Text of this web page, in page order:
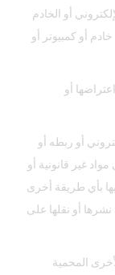
أو الخادم
أو كمبيوتر أو
أو
أو ربطه أو
غير قانونية أو
بأي طريقة أخرى
أو نقلها على
المحمية